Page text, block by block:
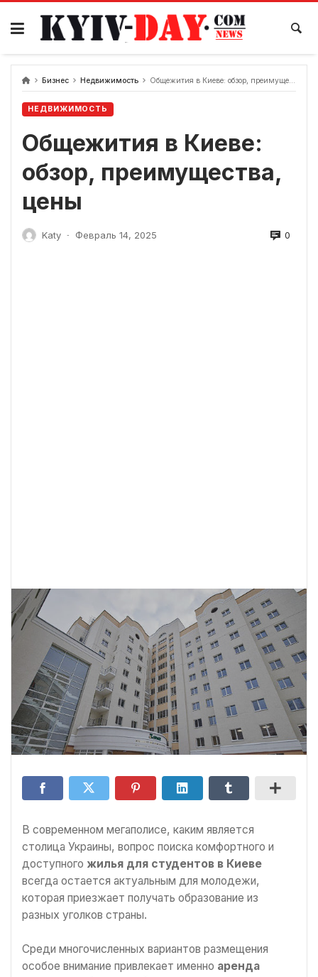
перейти
содержанию
Бизнес Недвижимость Общежития в Киеве: обзор, преимущества, цены
НЕДВИЖИМОСТЬ
Общежития в Киеве:
обзор, преимущества,
цены
Katy - Февраль 14, 2025 0
В современном мегаполисе, каким является
столица Украины, вопрос поиска комфортного и
доступного жилья для студентов в Киеве
всегда остается актуальным для молодежи,
которая приезжает получать образование из
разных уголков страны.
Среди многочисленных вариантов размещения
особое внимание привлекает именно аренда